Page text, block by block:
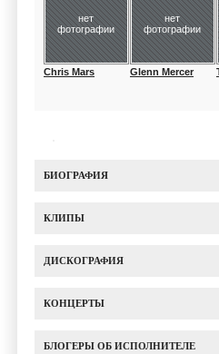
нет
фотографии
Chris Mars
нет
фотографии
Glenn Mercer
БИОГРАФИЯ
КЛИПЫ
ДИСКОГРАФИЯ
КОНЦЕРТЫ
БЛОГЕРЫ ОБ ИСПОЛНИТЕЛЕ